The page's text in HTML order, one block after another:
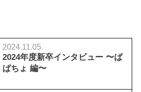
2024.11.05
2024年度新卒インタビュー 〜ば
ばちょ 編〜